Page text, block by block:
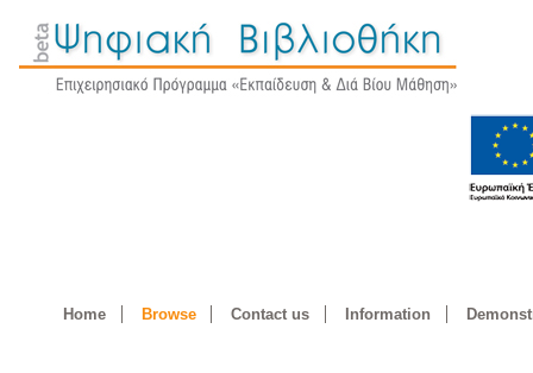
Home Browse Contact us Information